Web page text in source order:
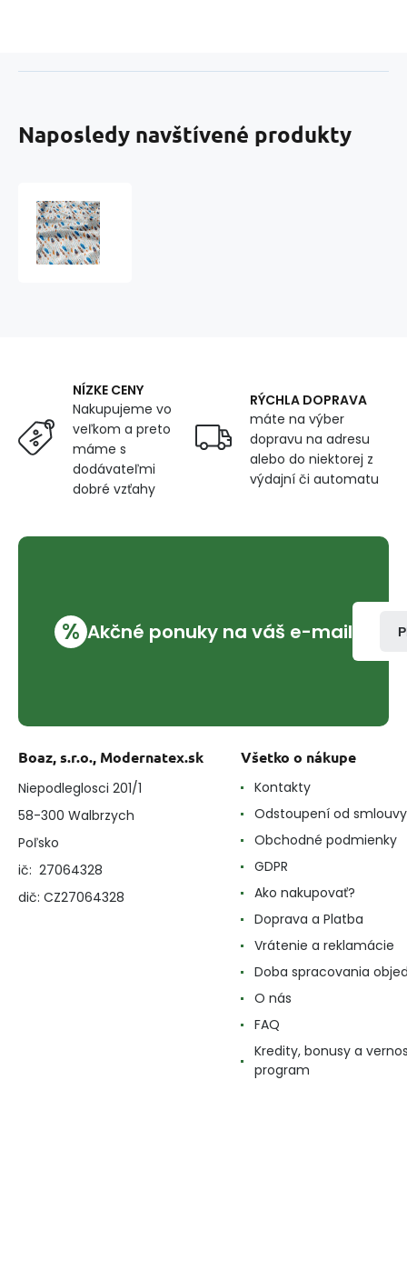
Naposledy navštívené produkty
NÍZKE CENY
Nakupujeme vo
veľkom a preto
máme s
dodávateľmi
dobré vzťahy
RÝCHLA DOPRAVA
máte na výber
dopravu na adresu
alebo do niektorej z
výdajní či automatu
% Akčné ponuky na váš e-mail
Boaz, s.r.o., Modernatex.sk
Niepodleglosci 201/1
58-300 Walbrzych
Poľsko
ič: 27064328
dič: CZ27064328
Všetko o nákupe
Kontakty
Odstoupení od smlouvy
Obchodné podmienky
GDPR
Ako nakupovať?
Doprava a Platba
Vrátenie a reklamácie
Doba spracovania
O nás
FAQ
Kredity, bonusy a
program